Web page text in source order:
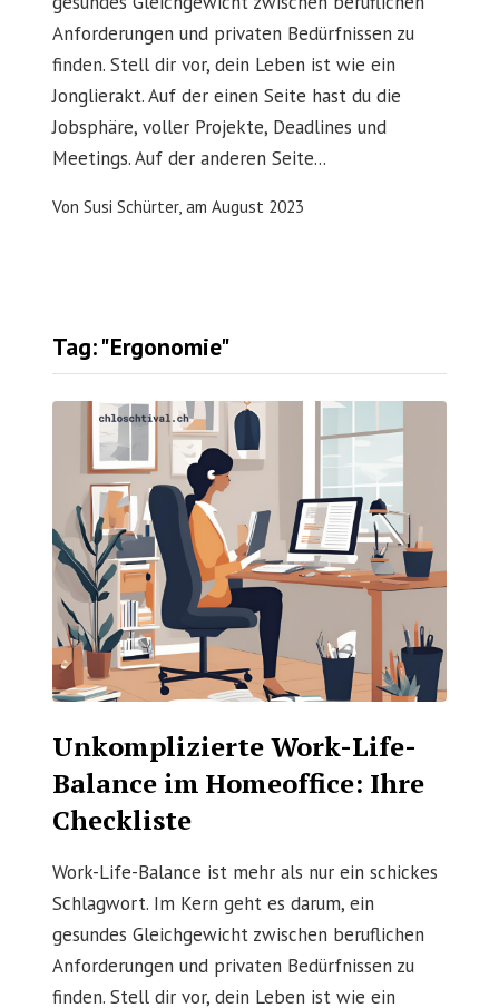
Anforderungen und privaten Bedürfnissen zu
finden. Stell dir vor, dein Leben ist wie ein
Jonglierakt. Auf der einen Seite hast du die
Jobsphäre, voller Projekte, Deadlines und
Meetings. Auf der anderen Seite...
VonSusi Schürter, amAugust 2023
Tag: "Ergonomie"
Unkomplizierte Work-Life-
Balance im Homeoffice: Ihre
Checkliste
Work-Life-Balance ist mehr als nur ein schickes
Schlagwort. Im Kern geht es darum, ein
gesundes Gleichgewicht zwischen beruflichen
Anforderungen und privaten Bedürfnissen zu
finden. Stell dir vor, dein Leben ist wie ein